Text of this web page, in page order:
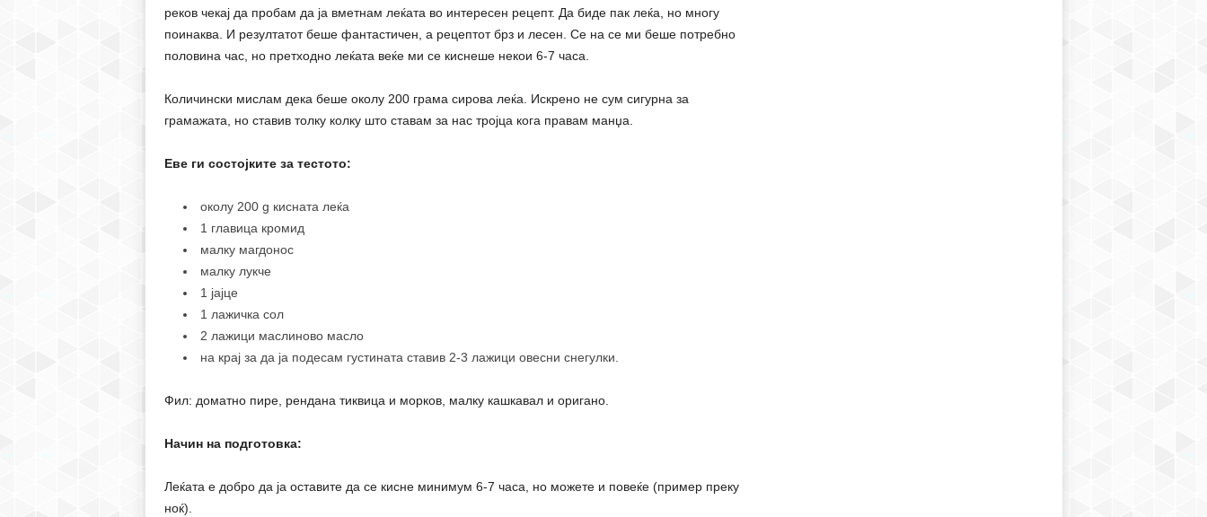
реков чекај да пробам да ја вметнам леќата во интересен рецепт. Да биде пак леќа, но многу
поинаква. И резултатот беше фантастичен, а рецептот брз и лесен. Се на се ми беше потребно
половина час, но претходно леќата веќе ми се киснеше некои 6-7 часа.
Количински мислам дека беше околу 200 грама сирова леќа. Искрено не сум сигурна за
грамажата, но ставив толку колку што ставам за нас тројца кога правам манџа.
Еве ги состојките за тестото:
oколу 200 g кисната леќа
1 главица кромид
малку магдонос
малку лукче
1 јајце
1 лажичка сол
2 лажици маслиново масло
на крај за да ја подесам густината ставив 2-3 лажици овесни снегулки.
Фил: доматно пире, рендана тиквица и морков, малку кашкавал и оригано.
Начин на подготовка:
Леќата е добро да ја оставите да се кисне минимум 6-7 часа, но можете и повеќе (пример преку
ноќ).